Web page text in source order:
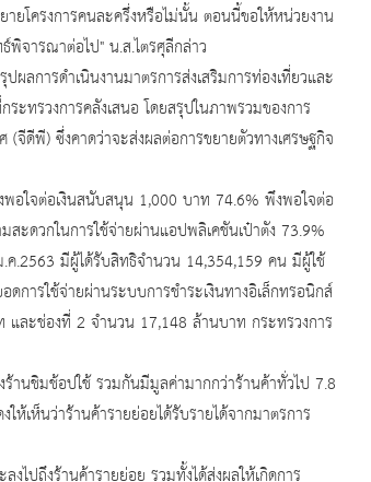
ยโครงการคนละครึ่งหรือไม่นั้น ตอนนี้ขอให้หน่วยงาน
จารณาต่อไป" น.ส.ไตรศุลีกล่าว
การดำเนินงานมาตรการส่งเสริมการท่องเที่ยวและ
ทรวงการคลังเสนอ โดยสรุปในภาพรวมของการ
ดีพี) ซึ่งคาดว่าจะส่งผลต่อการขยายตัวทางเศรษฐกิจ
จต่อเงินสนับสนุน 1,000 บาท 74.6% พึงพอใจต่อ
ะดวกในการใช้จ่ายผ่านแอปพลิเคชันเป๋าตัง 73.9%
มีผู้ได้รับสิทธิจำนวน 14,354,159 คน มีผู้ใช้
ารใช้จ่ายผ่านระบบการชำระเงินทางอิเล็กทรอนิกส์
ละช่องที่ 2 จำนวน 17,148 ล้านบาท กระทรวงการ
ชิมช้อปใช้ รวมกันมีมูลค่ามากกว่าร้านค้าทั่วไป 7.8
ห้เห็นว่าร้านค้ารายย่อยได้รับรายได้จากมาตรการ